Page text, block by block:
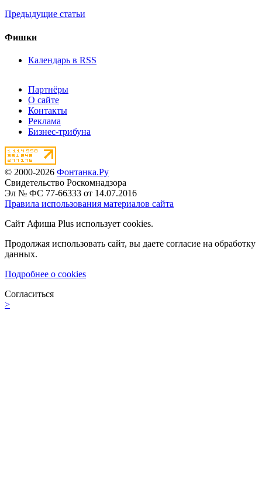
Предыдущие статьи
Фишки
Календарь в RSS
Партнёры
О сайте
Контакты
Реклама
Бизнес-трибуна
© 2000-2026 Фонтанка.Ру
Свидетельство Роскомнадзора
Эл № ФС 77-66333 от 14.07.2016
Правила использования материалов сайта
Сайт Афиша Plus использует cookies.
Продолжая использовать сайт, вы даете согласие на обработку
данных.
Подробнее о cookies
Согласиться
>